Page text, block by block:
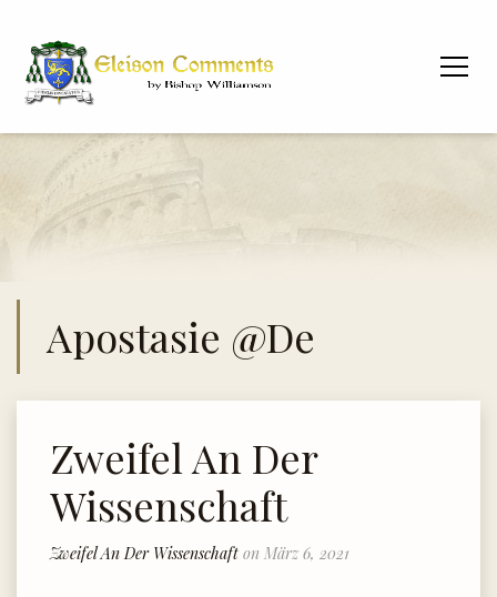
Apostasie @de
Zweifel An Der
Wissenschaft
Zweifel An Der Wissenschaft on März 6, 2021